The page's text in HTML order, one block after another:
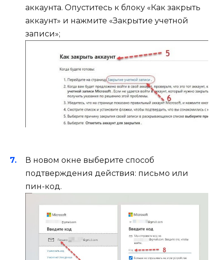
аккаунта. Опуститесь к блоку «Как закрыть
аккаунт» и нажмите «Закрытие учетной
записи»;
В новом окне выберите способ
подтверждения действия: письмо или
пин-код.